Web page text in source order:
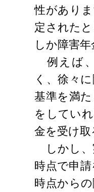
性があり
定された
しか障害年
例えば
く、徐々
基準を満
をしてい
金を受け取
しかし、
時点で申
時点から